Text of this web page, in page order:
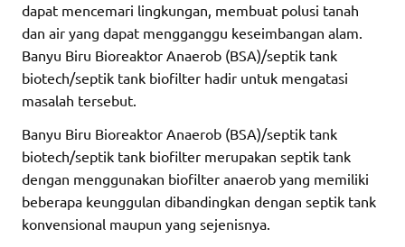
dapat mencemari lingkungan, membuat polusi tanah
dan air yang dapat mengganggu keseimbangan alam.
Banyu Biru Bioreaktor Anaerob (BSA)/septik tank
biotech/septik tank biofilter hadir untuk mengatasi
masalah tersebut.
Banyu Biru Bioreaktor Anaerob (BSA)/septik tank
biotech/septik tank biofilter merupakan septik tank
dengan menggunakan biofilter anaerob yang memiliki
beberapa keunggulan dibandingkan dengan septik tank
konvensional maupun yang sejenisnya.